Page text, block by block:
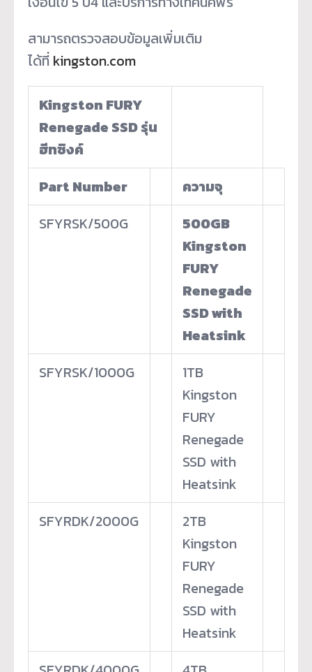
สามารถตรวจสอบข้อมูลเพิ่มเติม
ได้ที่ kingston.com
Kingston FURY
Renegade SSDรุ่น
ฮีทซิงค์
Part Number
ความจุ
SFYRSK/500G
500GB
Kingston
FURY
Renegade
SSD with
Heatsink
SFYRSK/1000G
1TB
Kingston
FURY
Renegade
SSD with
Heatsink
SFYRDK/2000G
2TB
Kingston
FURY
Renegade
SSD with
Heatsink